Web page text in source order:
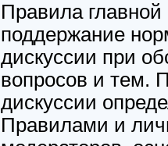
Правила
поддержание
дискуссии при
вопросов и тем.
дискуссии
Правилами и